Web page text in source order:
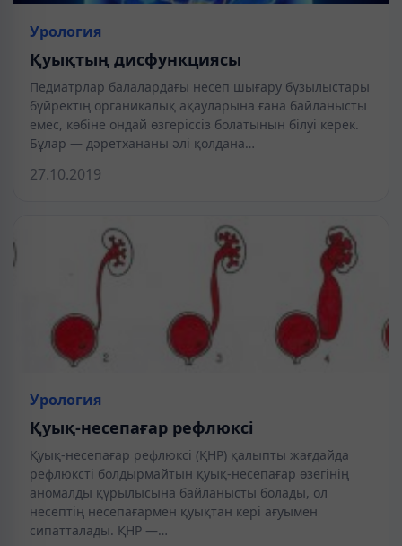
Урология
Қуықтың дисфункциясы
Педиатрлар балалардағы несеп шығару бұзылыстары
бүйректің органикалық ақауларына ғана байланысты
емес, көбіне ондай өзгеріссіз болатынын білуі керек.
Бұлар — дәретхананы әлі қолдана…
27.10.2019
Урология
Қуық-несепағар рефлюксі
Қуық-несепағар рефлюксі (ҚНР) қалыпты жағдайда
рефлюксті болдырмайтын қуық-несепағар өзегінің
аномалды құрылысына байланысты болады, ол
несептің несепағармен қуықтан кері ағуымен
сипатталады. ҚНР —…